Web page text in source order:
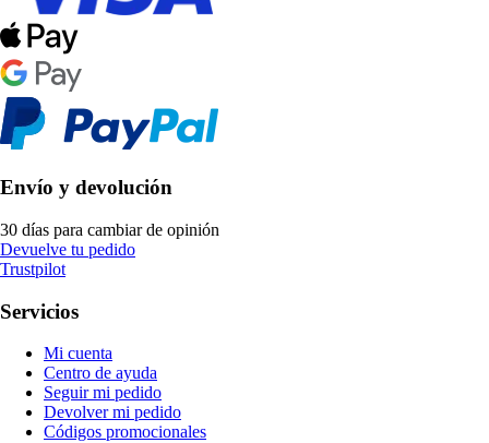
Envío y devolución
30 días para cambiar de opinión
Devuelve tu pedido
Trustpilot
Servicios
Mi cuenta
Centro de ayuda
Seguir mi pedido
Devolver mi pedido
Códigos promocionales